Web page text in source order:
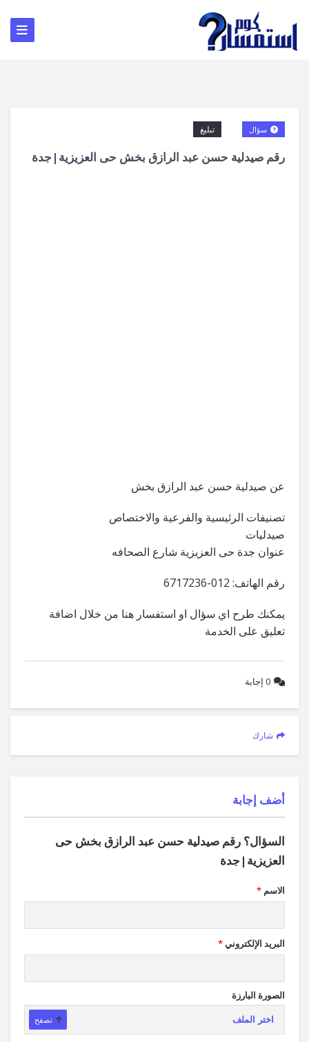
رقم صيدلية حسن عبد الرازق بخش حى العزيزية|جدة
تبليغ سؤال
عن صيدلية حسن عبد الرازق بخش
تصنيفات الرئيسية والفرعية والاختصاص
صيدليات
عنوان جدة حى العزيزية شارع الصحافه
رقم الهاتف: 012-6717236
يمكنك طرح اي سؤال او استفسار هنا من خلال اضافة
تعليق على الخدمة
0 إجابة
شارك
‫أضف إجابة
السؤال؟ رقم صيدلية حسن عبد الرازق بخش حى
العزيزية|جدة
الاسم *
البريد الإلكتروني*
الصورة البارزة
اختر الملف تصفح